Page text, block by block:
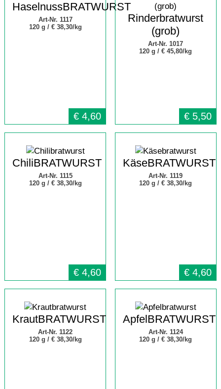
HaselnussBRATWURST
Art-Nr. 1117
120 g / € 38,30/kg
€ 4,60
Rinderbratwurst
(grob)
Art-Nr. 1017
120 g /€ 45,80/kg
€ 5,50
ChiliBRATWURST
Art-Nr. 1115
120 g / € 38,30/kg
€ 4,60
KäseBRATWURST
Art-Nr. 1119
120 g /€ 38,30/kg
€ 4,60
KrautBRATWURST
Art-Nr. 1122
120 g / € 38,30/kg
ApfelBRATWURST
Art-Nr. 1124
120 g /€ 38,30/kg